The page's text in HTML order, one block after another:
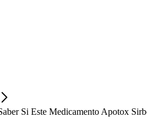
Si Este Medicamento Apotox